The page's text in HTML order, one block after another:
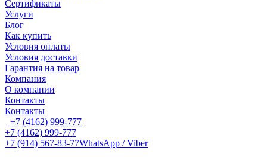
Сертификаты
Услуги
Блог
Как купить
Условия оплаты
Условия доставки
Гарантия на товар
Компания
О компании
Контакты
Контакты
+7 (4162) 999-777
+7 (4162) 999-777
+7 (914) 567-83-77WhatsApp / Viber